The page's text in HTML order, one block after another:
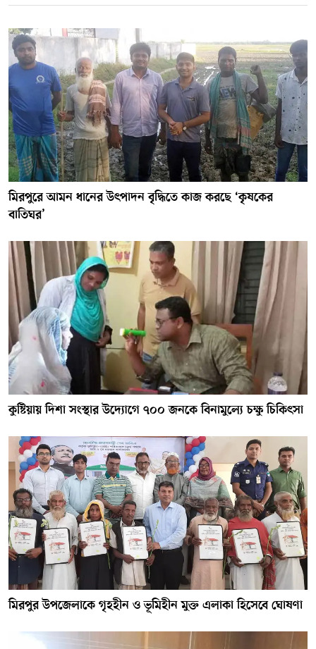
মিরপুরে আমন ধানের উৎপাদন বৃদ্ধিতে কাজ করছে ‘কৃষকের
বাতিঘর’
কুষ্টিয়ায় দিশা সংস্থার উদ্যোগে ৭০০ জনকে বিনামুল্যে চক্ষু চিকিৎসা
মিরপুর উপজেলাকে গৃহহীন ও ভূমিহীন মুক্ত এলাকা হিসেবে ঘোষণা